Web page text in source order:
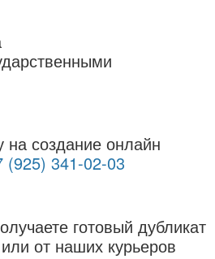
создание онлайн
(925) 341-02-03
готовый дубликат
от наших курьеров